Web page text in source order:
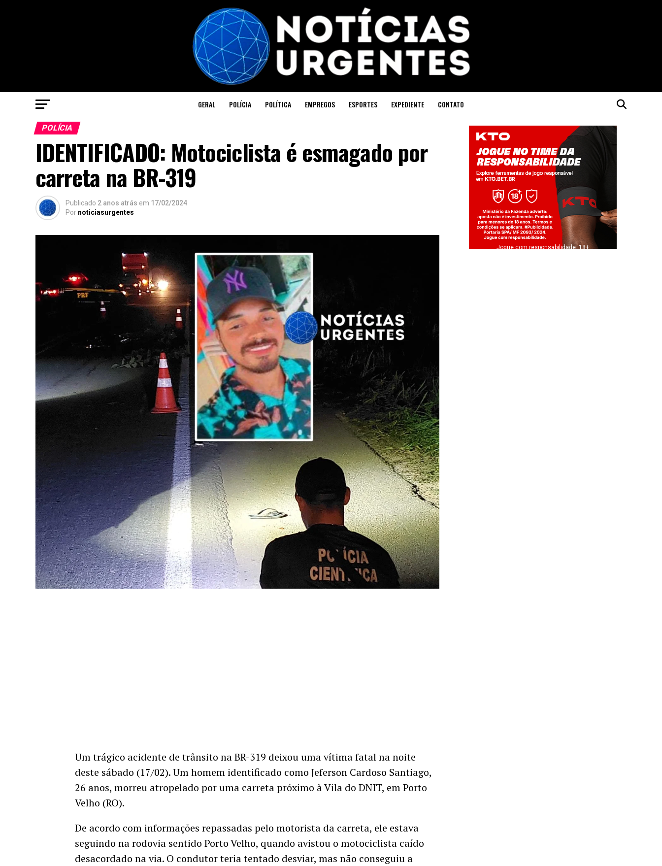
GERAL POLÍCIA POLÍTICA EMPREGOS ESPORTES EXPEDIENTE CONTATO
POLÍCIA
IDENTIFICADO: Motociclista é esmagado por
carreta na BR-319
Publicado 2 anos atrás em 17/02/2024
Por noticiasurgentes
Um trágico acidente de trânsito na BR-319 deixou uma vítima fatal na noite
deste sábado (17/02). Um homem identificado como Jeferson Cardoso Santiago,
26 anos, morreu atropelado por uma carreta próximo à Vila do DNIT, em Porto
Velho (RO).
De acordo com informações repassadas pelo motorista da carreta, ele estava
seguindo na rodovia sentido Porto Velho, quando avistou o motociclista caído
desacordado na via. O condutor teria tentado desviar, mas não conseguiu a
Jogue com responsabilidade. 18+